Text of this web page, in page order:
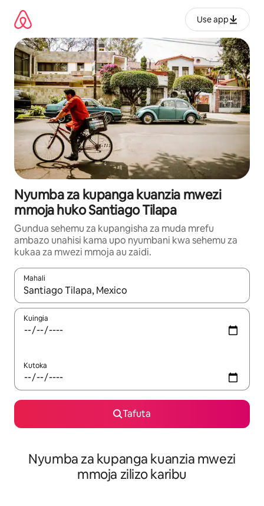
kwenda
kwenye
maudhui
Use app
Nyumba za kupanga kuanzia mwezi
mmoja huko Santiago Tilapa
Gundua sehemu za kupangisha za muda mrefu
ambazo unahisi kama upo nyumbani kwa sehemu za
kukaa za mwezi mmoja au zaidi.
Mahali
Wakati matokeo yanapatikana, vinjari kwa kutumia vitufe vya
Kuingia
Kutoka
Tafuta
Nyumba za kupanga kuanzia mwezi
mmoja zilizo karibu